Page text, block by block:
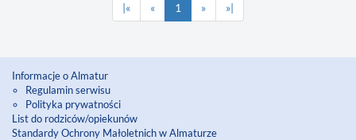
|« « 1 » »|
Informacje o Almatur
Regulamin serwisu
Polityka prywatności
List do rodziców/opiekunów
Standardy Ochrony Małoletnich w Almaturze